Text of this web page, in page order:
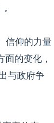
信仰的力量
的变化，
与政府争